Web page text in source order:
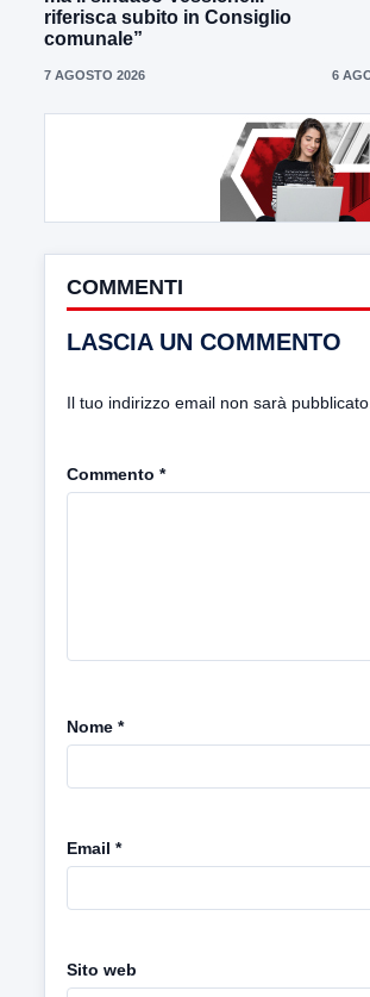
riferisca subito in Consiglio
comunale”
7 AGOSTO 2026 6
COMMENTI
LASCIA UN COMMENTO
Il tuo indirizzo email non sarà pubblicato.
Commento *
Nome *
Email *
Sito web